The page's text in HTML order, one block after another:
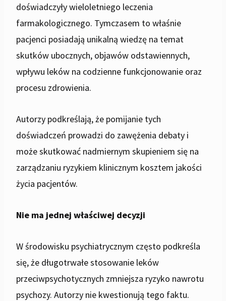
doświadczyły wieloletniego leczenia
farmakologicznego. Tymczasem to właśnie
pacjenci posiadają unikalną wiedzę na temat
skutków ubocznych, objawów odstawiennych,
wpływu leków na codzienne funkcjonowanie oraz
procesu zdrowienia.
Autorzy podkreślają, że pomijanie tych
doświadczeń prowadzi do zawężenia debaty i
może skutkować nadmiernym skupieniem się na
zarządzaniu ryzykiem klinicznym kosztem jakości
życia pacjentów.
Nie ma jednej właściwej decyzji
W środowisku psychiatrycznym często podkreśla
się, że długotrwałe stosowanie leków
przeciwpsychotycznych zmniejsza ryzyko nawrotu
psychozy. Autorzy nie kwestionują tego faktu.